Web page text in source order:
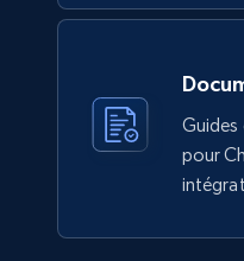
910+ 88+
Ozon.ru products
URL, Sku,
count, Description,
pour